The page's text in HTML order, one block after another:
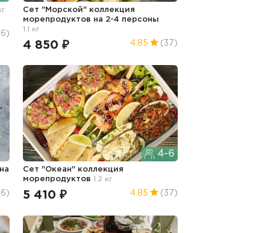
Сет "Морской" коллекция
морепродуктов на 2-4 персоны
1.1 кг
4 850 ₽ 4.85 (37)
4-6
Сет "Океан" коллекция
морепродуктов
1.2 кг
5 410 ₽ 4.85 (37)